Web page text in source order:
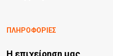
ΠΛΗΡΟΦΟΡΙΕΣ
Η επιχείρηση μας